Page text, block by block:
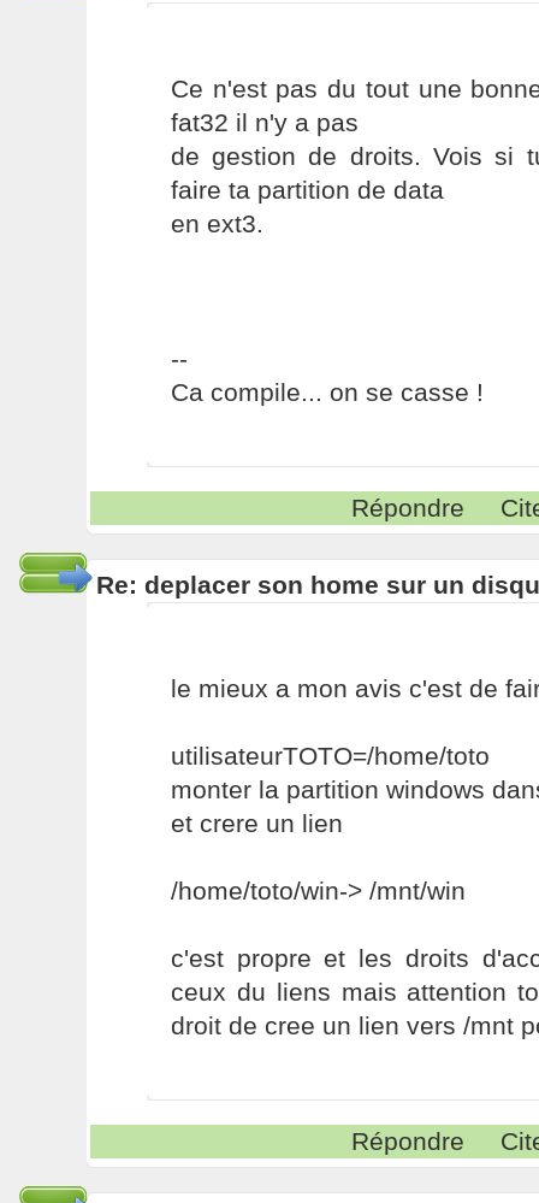
Ce n'est pas du tout une
fat32 il n'y a pas
de gestion de droits. Vois si
faire ta partition de data
en ext3.
--
Ca compile... on se casse !
Répondre
Re: deplacer son home sur un
le mieux a mon avis c'est de
utilisateurTOTO=/home/toto
monter la partition windows
et crere un lien
/home/toto/win-> /mnt/win
c'est propre et les droits
ceux du liens mais attention
droit de cree un lien vers /mnt
Répondre